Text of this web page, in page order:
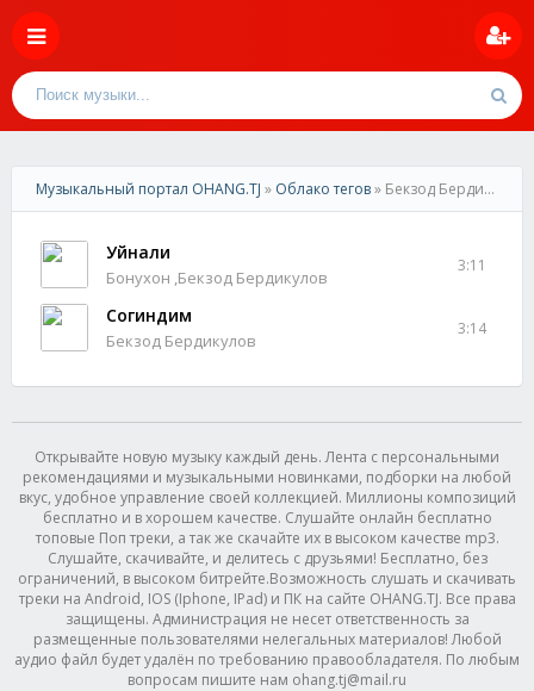
Музыкальный портал OHANG.TJ » Облако тегов» Бекзод Бердикулов
Уйнали
Бонухон ,Бекзод Бердикулов
3:11
Согиндим
Бекзод Бердикулов
3:14
Открывайте новую музыку каждый день. Лента с персональными
рекомендациями и музыкальными новинками, подборки на любой
вкус, удобное управление своей коллекцией. Миллионы композиций
бесплатно и в хорошем качестве. Слушайте онлайн бесплатно
топовые Поп треки, а так же скачайте их в высоком качестве mp3.
Слушайте, скачивайте, и делитесь с друзьями! Бесплатно, без
ограничений, в высоком битрейте.Возможность слушать и скачивать
треки на Android, IOS (Iphone, IPad) и ПК на сайте OHANG.TJ. Все права
защищены. Администрация не несет ответственность за
размещенные пользователями нелегальных материалов! Любой
аудио файл будет удалён по требованию правообладателя. По любым
вопросам пишите нам ohang.tj@mail.ru